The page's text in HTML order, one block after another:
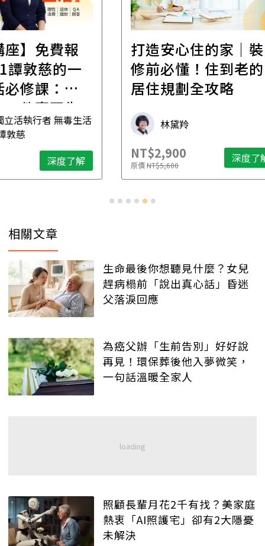
活
打造安心住的家｜裝
修前必懂！住到老的
居住規劃全攻略
林黛羚
NT$2,900
原價 NT$5,600 深度了解
遺
產
原價
相關文章
生命最後你想聽見什麼？女兒
趕病榻前「說出真心話」昏迷
父落淚回應
為癌父辦「生前告別」好好說
再見！環保葬後他入夢微笑，
一句話溫暖全家人
照顧長輩月花2千有找？美家庭
熱衷「AI照護宅」卻有2大隱憂
未解決